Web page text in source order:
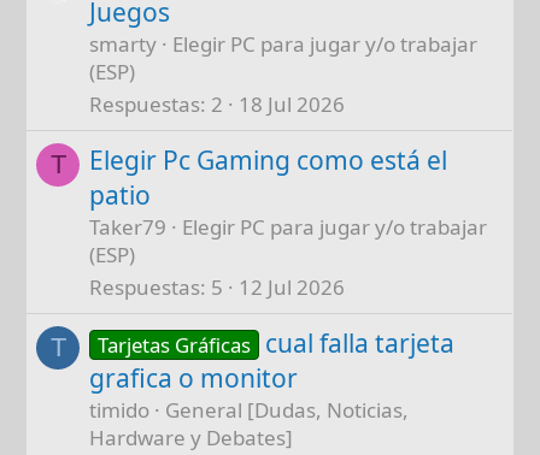
Juegos
smarty
Elegir PC para jugar y/o trabajar
(ESP)
Respuestas 2 18 Jul 2026
T
Elegir Pc Gaming como está el
patio
Taker79
Elegir PC para jugar y/o trabajar
(ESP)
Respuestas 5 12 Jul 2026
T Tarjetas Gráficas cual falla tarjeta
grafica o monitor
timido
General [Dudas, Noticias,
Hardware y Debates]